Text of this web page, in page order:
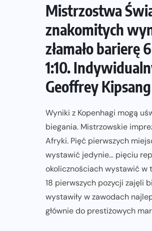
Mistrzostwa
znakomitych
złamało barierę
1:10.
Geoffrey
Wyniki z Kopenhagi mogą
biegania. Mistrzowskie
Afryki. Pięć pierwszych
wystawić jedynie… pięciu
okolicznościach wystawić w
18 pierwszych pozycji zajęli
wystawiły w zawodach
głównie do prestiżowych
ZAPOWIEDZI
XV DAMAK Tarczyn
13 września.
całych
07-08-